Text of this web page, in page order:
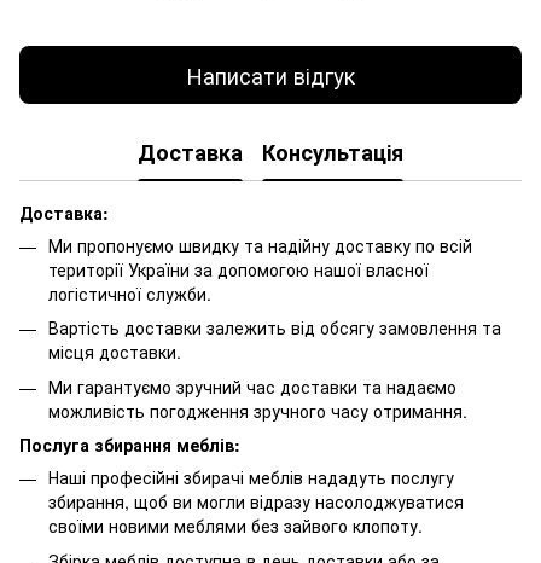
Написати відгук
Доставка Консультація
Доставка:
Ми пропонуємо швидку та надійну доставку по всій
території України за допомогою нашої власної
логістичної служби.
Вартість доставки залежить від обсягу замовлення та
місця доставки.
Ми гарантуємо зручний час доставки та надаємо
можливість погодження зручного часу отримання.
Послуга збирання меблів:
Наші професійні збирачі меблів нададуть послугу
збирання, щоб ви могли відразу насолоджуватися
своїми новими меблями без зайвого клопоту.